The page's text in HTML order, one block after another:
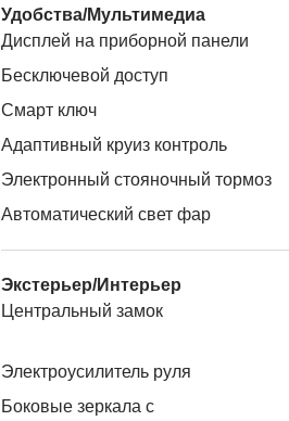
Удобства/Мультимедиа
Дисплей на приборной панели
Бесключевой доступ
Смарт ключ
Адаптивный круиз контроль
Электронный стояночный тормоз
Автоматический свет фар
Экстерьер/Интерьер
Центральный замок
Электроусилитель руля
Боковые зеркала с